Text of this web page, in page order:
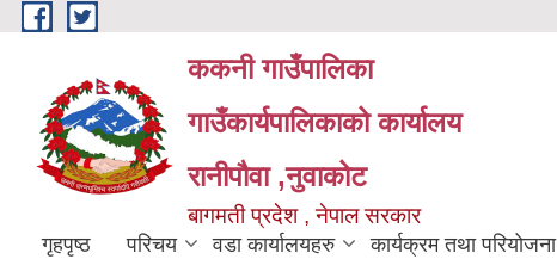
Skip to main content
ककनी गाउँपालिका
गाउँकार्यपालिकाको कार्यालय
रानीपौवा ,नुवाकोट
बागमती प्रदेश , नेपाल सरकार
गृहपृष्ठ परिचय वडा कार्यालयहरु कार्यक्रम तथा परियोजना